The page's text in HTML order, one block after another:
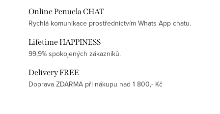
Online Penuela CHAT
Rychlá komunikace prostřednictvím Whats App chatu.
Lifetime HAPPINESS
99,9% spokojených zákazníků.
Delivery FREE
Doprava ZDARMA při nákupu nad 1 800,- Kč